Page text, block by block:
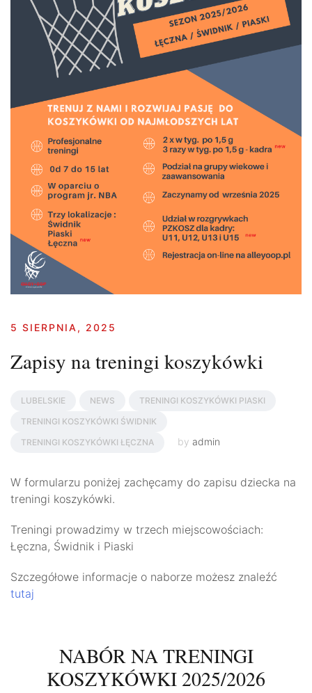
5 SIERPNIA, 2025
Zapisy na treningi koszykówki
LUBELSKIE NEWS
TRENINGI KOSZYKÓWKI PIASKI
TRENINGI KOSZYKÓWKI ŚWIDNIK
TRENINGI KOSZYKÓWKI ŁĘCZNA
by admin
W formularzu poniżej zachęcamy do zapisu dziecka na
treningi koszykówki.
Treningi prowadzimy w trzech miejscowościach:
Łęczna, Świdnik i Piaski
Szczegółowe informacje o naborze możesz znaleźć
tutaj
NABÓR NA TRENINGI
KOSZYKÓWKI 2025/2026